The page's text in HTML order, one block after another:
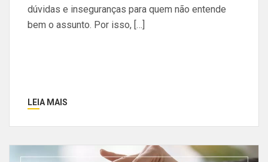
dúvidas e inseguranças para quem não entende
bem o assunto. Por isso, […]
LEIA MAIS